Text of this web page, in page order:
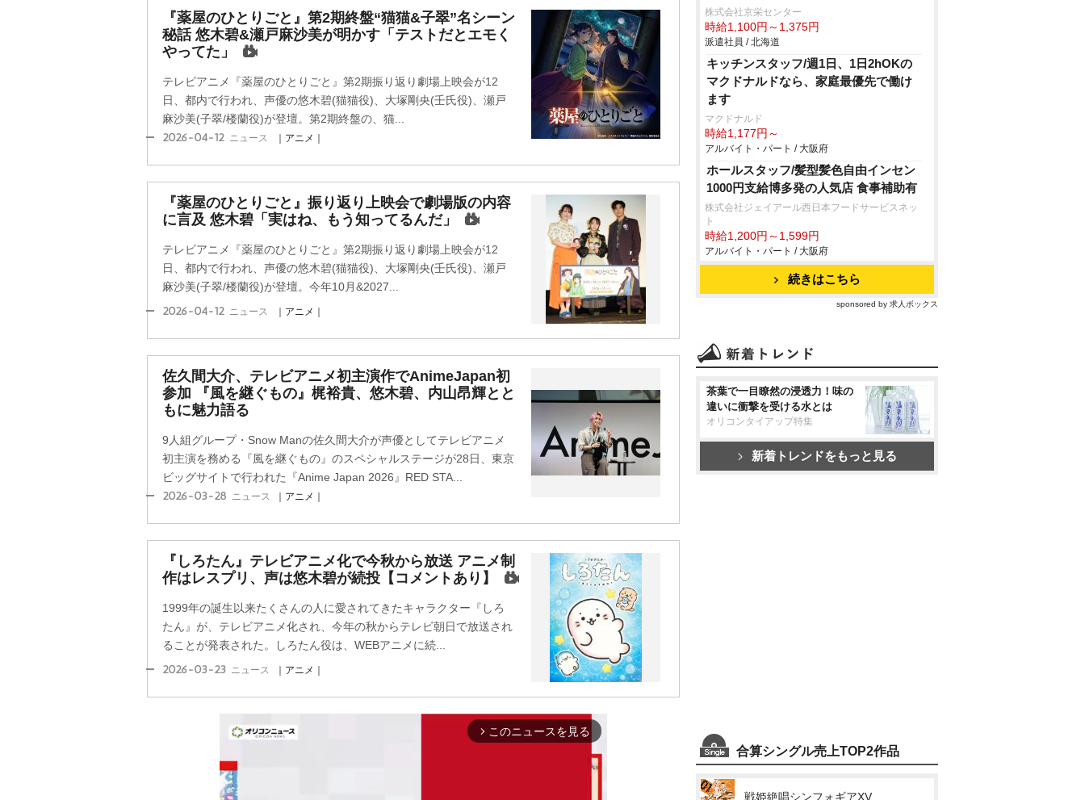
『薬屋のひとりごと』第2期終盤“猫猫&子翠”名シーン
秘話 悠木碧&瀬戸麻沙美が明かす「テストだとエモく
ってた」
テレビアニメ『薬屋のひとりごと』第2期振り返り劇場上映会が12
日、都内で行われ、声優の悠木碧(猫猫役)、大塚剛央(壬氏役)、瀬戸
麻沙美(子翠/楼蘭役)が登壇。第2期終盤の、猫...
2026-04-12 ニュース ｜アニメ｜
『薬屋のひとりごと』振り返り上映会で劇場版の内容
に言及 悠木碧「実はね、もう知ってるんだ」
テレビアニメ『薬屋のひとりごと』第2期振り返り劇場上映会が12
日、都内で行われ、声優の悠木碧(猫猫役)、大塚剛央(壬氏役)、瀬戸
麻沙美(子翠/楼蘭役)が登壇。今年10月&2027...
2026-04-12 ニュース ｜アニメ｜
佐久間大介、テレビアニメ初主演作でAnimeJapan初
参加 『風を継ぐもの』梶裕貴、悠木碧、内山昂輝とと
もに魅力語る
9人組グループ・Snow Manの佐久間大介が声優としてテレビアニメ
初主演を務める『風を継ぐもの』のスペシャルステージが28日、東京
ビッグサイトで行われた『Anime Japan 2026』RED STA...
2026-03-28 ニュース ｜アニメ｜
『しろたん』テレビアニメ化で今秋から放送 アニメ制
作はレスプリ、声は悠木碧が続投【コメントあり】
1999年の誕生以来たくさんの人に愛されてきたキャラクター『しろ
たん』が、テレビアニメ化され、今年の秋からテレビ朝日で放送され
ることが発表された。しろたん役は、WEBアニメに続...
2026-03-23 ニュース ｜アニメ｜
arrow_forward_ios このニュースを見る
株式会社京栄センター
時給1,100円～1,375円
派遣社員 / 北海道
キッチンスタッフ/週1日、1日2hOKの
マクドナルドなら、家庭最優先で働け
ます
マクドナルド
時給1,177円～
アルバイト・パート / 大阪府
ホールスタッフ/髪型髪色自由インセン
1000円支給博多発の人気店 食事補助有
株式会社ジェイアール西日本フードサービスネッ
ト
時給1,200円～1,599円
アルバイト・パート / 大阪府
続きはこちら
sponsored by 求人ボックス
茶葉で一目瞭然の浸透力！味の
違いに衝撃を受ける水とは
オリコンタイアップ特集
新着トレンドをもっと見る
合算シングル売上TOP2作品